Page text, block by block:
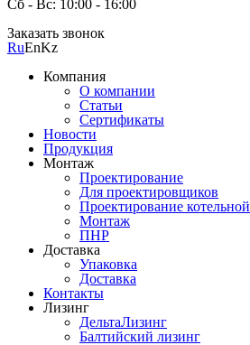
Сб - Вс: 10:00 - 16:00
Заказать звонок
RuEnKz
Компания
О компании
Статьи
Сертификаты
Новости
Продукция
Монтаж
Проектирование
Для проектировщиков
Проектирование котельной
Монтаж
ПНР
Доставка
Упаковка
Доставка
Контакты
Лизинг
ДельтаЛизинг
Балтийский лизинг